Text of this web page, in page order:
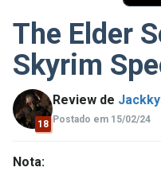
The Elder
Skyrim
18
Review de
Postado em 15/02/24
Nota: